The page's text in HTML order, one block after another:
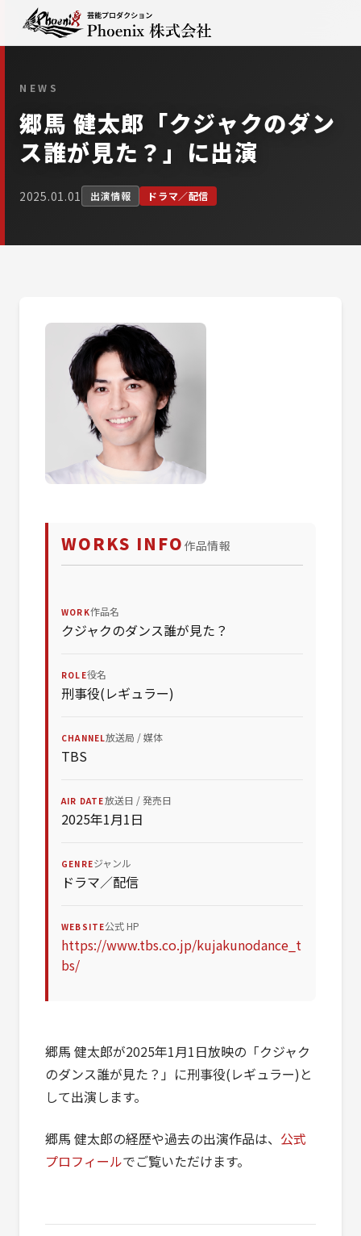
NEWS
郷馬 健太郎「クジャクのダン
ス誰が見た？」に出演
2025.01.01 出演情報 ドラマ／配信
WORKS INFO 作品情報
WORK作品名
クジャクのダンス誰が見た？
ROLE役名
刑事役(レギュラー)
CHANNEL放送局 / 媒体
TBS
AIR DATE放送日 / 発売日
2025年1月1日
GENREジャンル
ドラマ／配信
WEBSITE公式 HP
https://www.tbs.co.jp/kujakunodance_t
bs/
郷馬 健太郎が2025年1月1日放映の「クジャク
のダンス誰が見た？」に刑事役(レギュラー)と
して出演します。
郷馬 健太郎の経歴や過去の出演作品は、 公式
プロフィールでご覧いただけます。